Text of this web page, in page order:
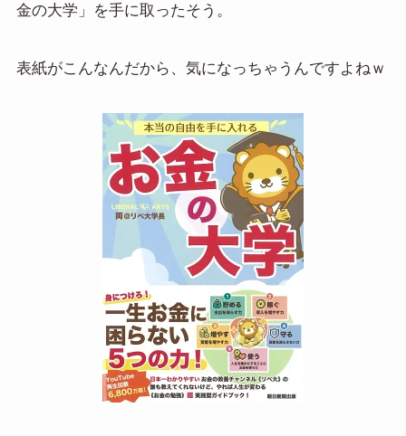
金の大学」を手に取ったそう。
表紙がこんなんだから、気になっちゃうんですよねｗ